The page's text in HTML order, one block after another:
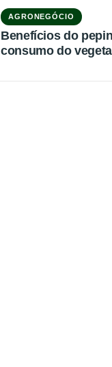
AGRONEGÓCIO
Benefícios do
consumo do